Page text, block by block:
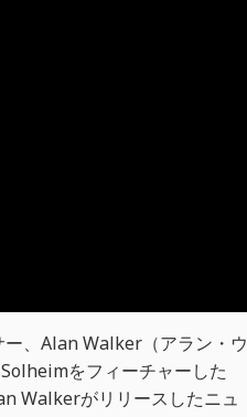
、Alan Walker（アラン・ウ
をフィーチャーした
Walkerがリリースしたニュ